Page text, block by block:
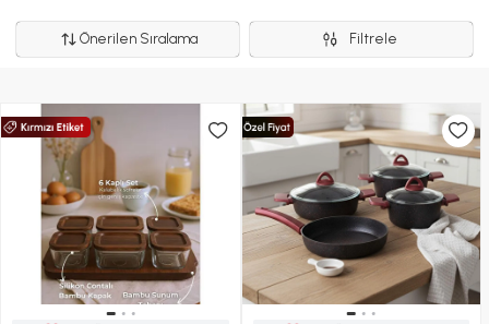
Önerilen Sıralama Filtrele